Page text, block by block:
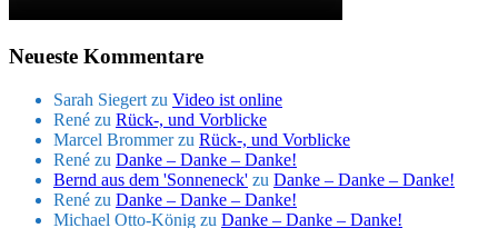
Neueste Kommentare
Sarah Siegert zu Video ist online
René zu Rück-, und Vorblicke
Marcel Brommerzu Rück-, und Vorblicke
René zu Danke – Danke – Danke!
Bernd aus dem 'Sonneneck' zu Danke – Danke – Danke!
René zu Danke – Danke – Danke!
Michael Otto-König zu Danke – Danke – Danke!